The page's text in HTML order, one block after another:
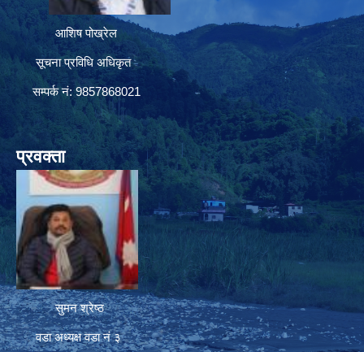
आशिष पोख्रेल
सूचना प्रविधि अधिकृत
सम्पर्क नं: 9857868021
प्रवक्ता
सुमन श्रेष्ठ
वडा अध्यक्ष वडा नं ३